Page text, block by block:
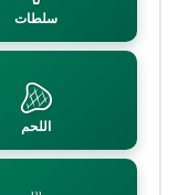
سلطات
اللحم